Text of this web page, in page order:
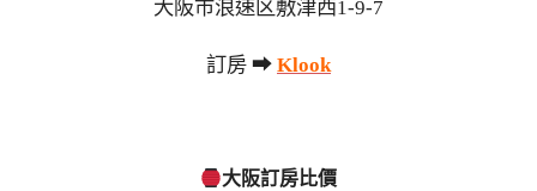
大阪市浪速区敷津西1-9-7
訂房 ➡ Klook
大阪訂房比價